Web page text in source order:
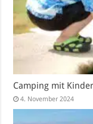
Camping mit
4. November 2024